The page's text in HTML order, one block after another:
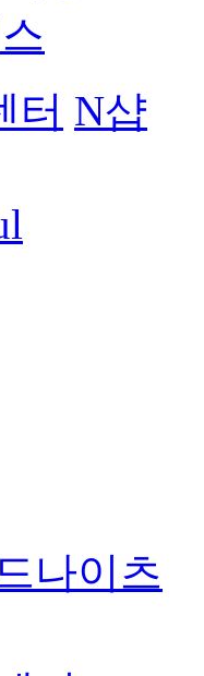
터 N샵
나이츠